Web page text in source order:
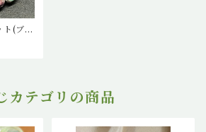
ト(ブル
(ピン
カテゴリの商品